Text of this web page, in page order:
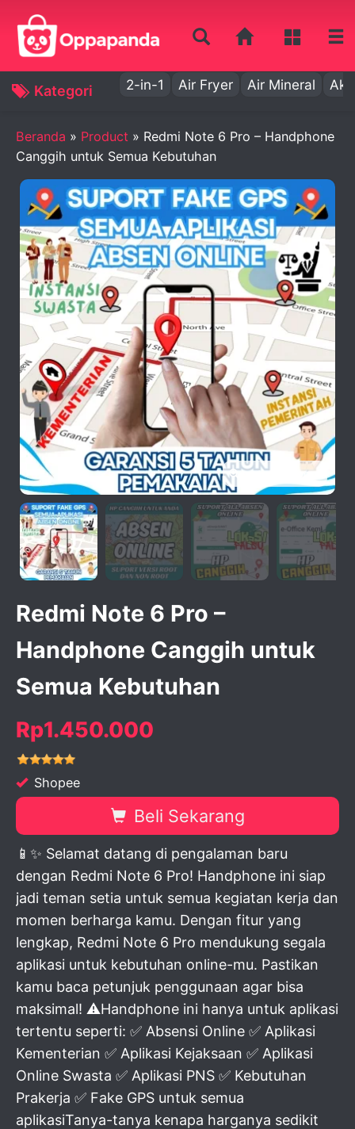
Kategori 2-in-1 Air Fryer Air Mineral Aki
Beranda » Product » Redmi Note 6 Pro – Handphone
Canggih untuk Semua Kebutuhan
activate zoom
Redmi Note 6 Pro –
Handphone Canggih untuk
Semua Kebutuhan
Rp1.450.000
Shopee
Beli Sekarang
📱✨ Selamat datang di pengalaman baru
dengan Redmi Note 6 Pro! Handphone ini siap
jadi teman setia untuk semua kegiatan kerja dan
momen berharga kamu. Dengan fitur yang
lengkap, Redmi Note 6 Pro mendukung segala
aplikasi untuk kebutuhan online-mu. Pastikan
kamu baca petunjuk penggunaan agar bisa
maksimal! ⚠️Handphone ini hanya untuk aplikasi
tertentu seperti: ✅ Absensi Online ✅ Aplikasi
Kementerian ✅ Aplikasi Kejaksaan ✅ Aplikasi
Online Swasta ✅ Aplikasi PNS ✅ Kebutuhan
Prakerja ✅ Fake GPS untuk semua
aplikasiTanya-tanya kenapa harganya sedikit